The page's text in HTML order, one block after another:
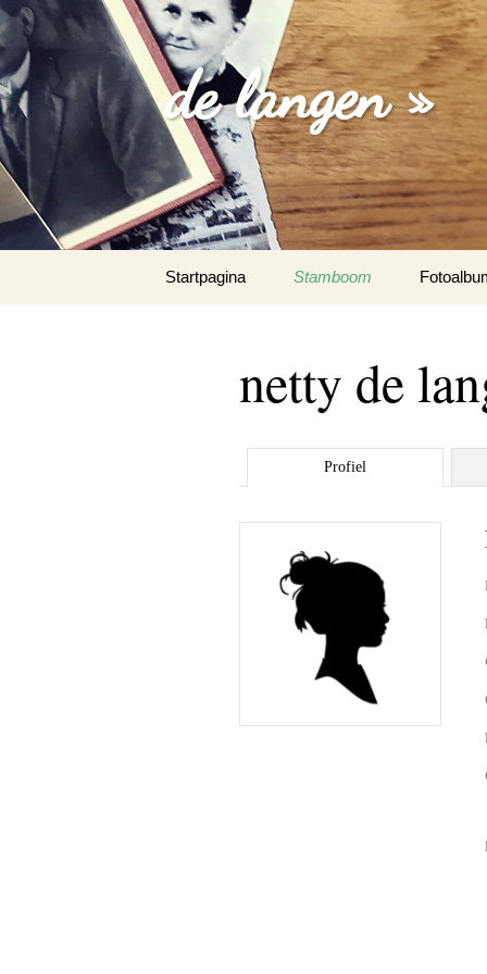
de langen »
naar
Startpagina Stamboom
familie
lieke
sandra
curby
de langen
netty de
Profiel